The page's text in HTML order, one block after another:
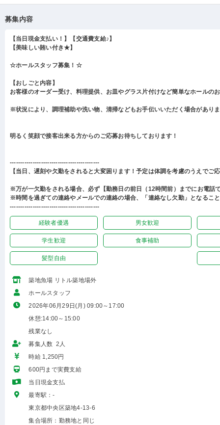
募集内容
【当日現金支払い！】【交通費支給♪】
【美味しい賄い付き★】
☆ホールスタッフ募集！☆
【おしごと内容】
お客様のオーダー受け、料理提供、お皿やグラス片付けなど簡単なホールの
※状況により、調理補助や洗い物、清掃などもお手伝いいただく場合があり
明るく笑顔で接客出来る方からのご応募お待ちしております！
-------------------------------------------
【当日、遅刻や欠勤をされると大変困ります！予定は体調を考慮のうえでご
※万が一欠勤をされる場合、必ず【勤務日の前日（12時間前）までにお電話
※時間を過ぎての連絡やメールでの連絡の場合、「連絡なし欠勤」となるこ
-------------------------------------------
経験者優遇 男女歓迎
学生歓迎 食事補助
髪型自由
築地魚場 リトル築地場外
ホールスタッフ
2026年06月29日(月) 09:00～17:00
休憩:14:00～15:00
残業なし
募集人数 2人
時給 1,250円
600円まで実費支給
当日現金支払
最寄駅：-
東京都中央区築地4-13-6
集合場所：勤務地と同じ